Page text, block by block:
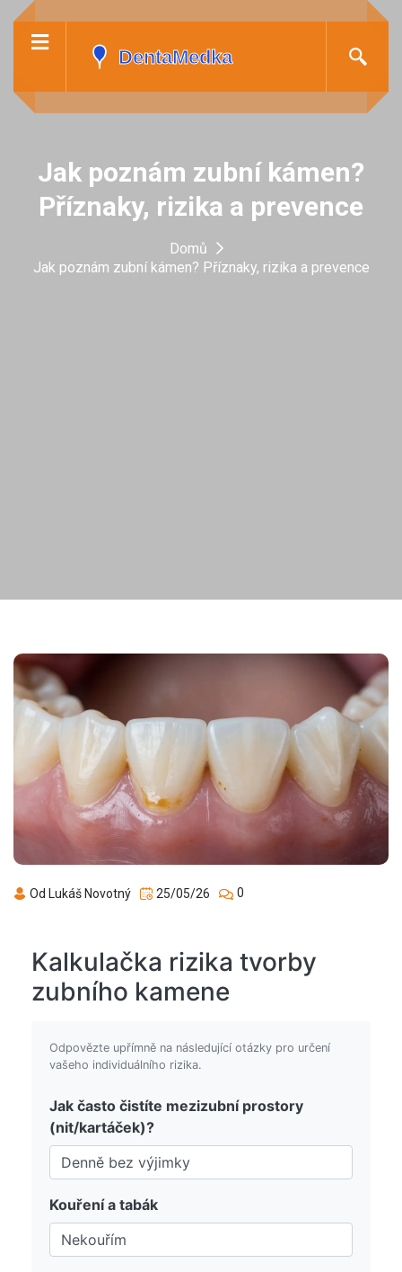
Jak poznám zubní kámen?
Příznaky, rizika a prevence
Domů
Jak poznám zubní kámen? Příznaky, rizika a prevence
Od Lukáš Novotný 25/05/26 0
Kalkulačka rizika tvorby
zubního kamene
Odpovězte upřímně na následující otázky pro určení
vašeho individuálního rizika.
Jak často čistíte mezizubní prostory
(nit/kartáček)?
Kouření a tabák